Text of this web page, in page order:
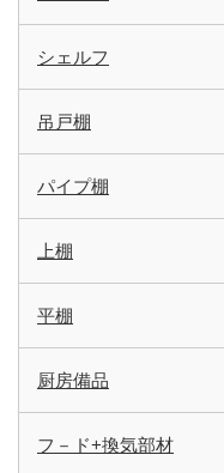
シェルフ
吊戸棚
パイプ棚
上棚
平棚
厨房備品
フ－ド+換気部材